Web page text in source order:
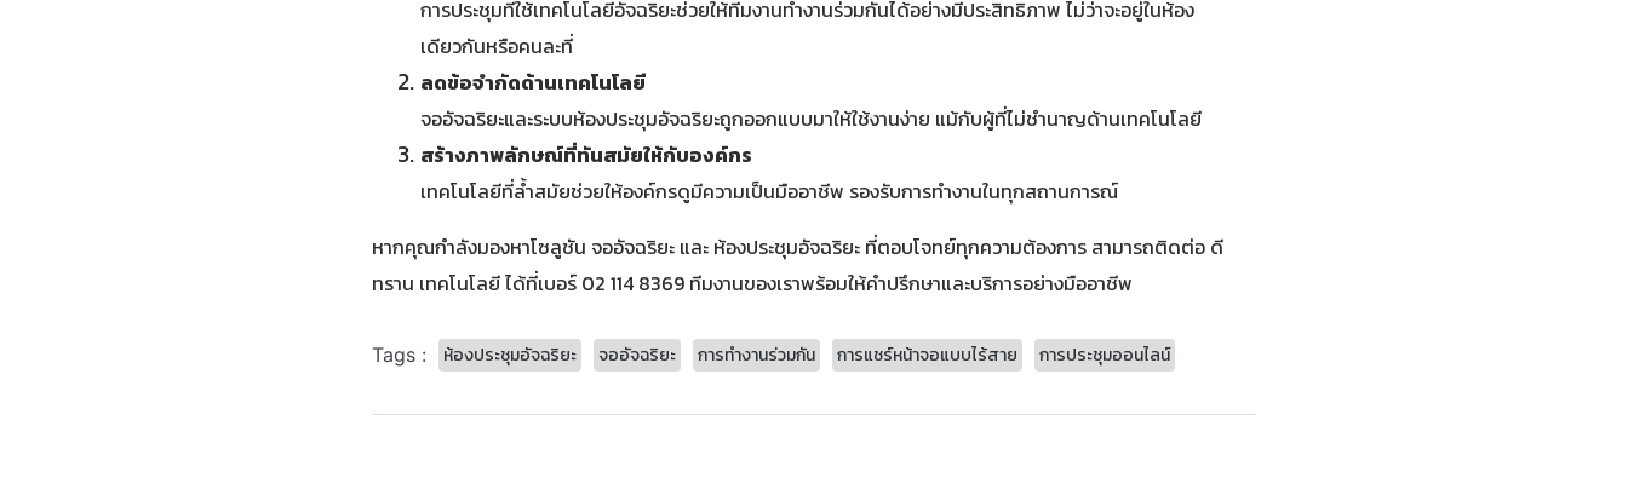
การประชุมที่ใช้เทคโนโลยีอัจฉริยะช่วยให้ทีมงานทำงานร่วมกันได้อย่างมีประสิทธิภาพ ไม่ว่าจะอยู่ในห้อง
เดียวกันหรือคนละที่
ลดข้อจำกัดด้านเทคโนโลยี
จออัจฉริยะและระบบห้องประชุมอัจฉริยะถูกออกแบบมาให้ใช้งานง่าย แม้กับผู้ที่ไม่ชำนาญด้านเทคโนโลยี
สร้างภาพลักษณ์ที่ทันสมัยให้กับองค์กร
เทคโนโลยีที่ล้ำสมัยช่วยให้องค์กรดูมีความเป็นมืออาชีพ รองรับการทำงานในทุกสถานการณ์
หากคุณกำลังมองหาโซลูชัน จออัจฉริยะ และ ห้องประชุมอัจฉริยะ ที่ตอบโจทย์ทุกความต้องการ สามารถติดต่อ ดี
ทราน เทคโนโลยี ได้ที่เบอร์ 02 114 8369 ทีมงานของเราพร้อมให้คำปรึกษาและบริการอย่างมืออาชีพ
Tags : ห้องประชุมอัจฉริยะ จออัจฉริยะ การทำงานร่วมกัน การแชร์หน้าจอแบบไร้สาย การประชุมออนไลน์